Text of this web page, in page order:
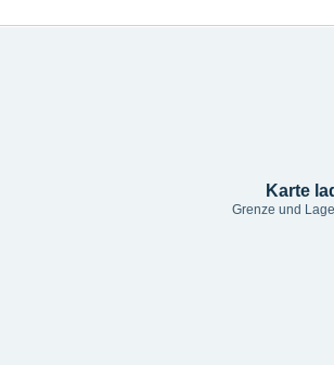
Karte
Grenze und